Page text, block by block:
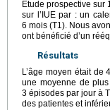
Étude prospective
sur l’IUE par : un
6 mois (T1). Nous
ont bénéficié d’un
Résultats
L’âge moyen était
une moyenne de
3 épisodes par jour à
des patientes et